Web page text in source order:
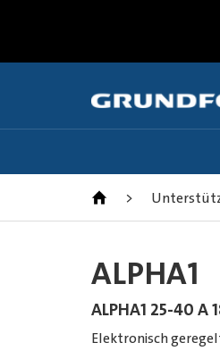
>
ALPHA1
ALPHA1 25-40 A
Elektronisch